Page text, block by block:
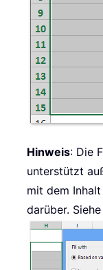
Hinweis: Die
unterstützt
mit dem
darüber.